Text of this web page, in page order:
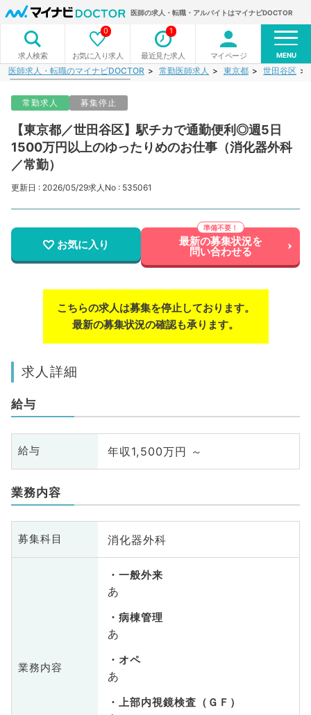
医師の求人・転職・アルバイトはマイナビDOCTOR
求人検索 お気に入り求人
0
最近見た求人
1
マイページ MENU
医師求人・転職のマイナビDOCTOR 常勤医師求人 東京都 世田谷区
常勤求人 募集停止
【東京都／世田谷区】駅チカで通勤便利◎週5日
1500万円以上のゆったりめのお仕事（消化器外科
／常勤）
更新日 : 2026/05/29求人No : 535061
お気に入り 最新の募集状況を
問い合わせる
こちらの求人は募集を停止しております。
最新の募集状況の確認も承ります。
求人詳細
給与
給与 年収1,500万円 ～
業務内容
募集科目 消化器外科
業務内容
一般外来
あ
病棟管理
あ
オペ
あ
上部内視鏡検査（ＧＦ）